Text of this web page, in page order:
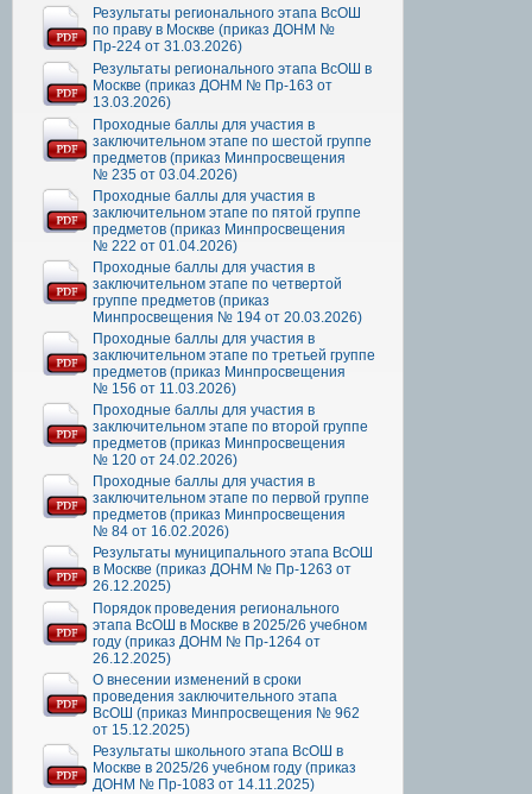
Результаты регионального этапа ВсОШ
по праву в Москве (приказ ДОНМ №
Пр-224 от 31.03.2026)
Результаты регионального этапа ВсОШ в
Москве (приказ ДОНМ № Пр-163 от
13.03.2026)
Проходные баллы для участия в
заключительном этапе по шестой группе
предметов (приказ Минпросвещения
№ 235 от 03.04.2026)
Проходные баллы для участия в
заключительном этапе по пятой группе
предметов (приказ Минпросвещения
№ 222 от 01.04.2026)
Проходные баллы для участия в
заключительном этапе по четвертой
группе предметов (приказ
Минпросвещения № 194 от 20.03.2026)
Проходные баллы для участия в
заключительном этапе по третьей группе
предметов (приказ Минпросвещения
№ 156 от 11.03.2026)
Проходные баллы для участия в
заключительном этапе по второй группе
предметов (приказ Минпросвещения
№ 120 от 24.02.2026)
Проходные баллы для участия в
заключительном этапе по первой группе
предметов (приказ Минпросвещения
№ 84 от 16.02.2026)
Результаты муниципального этапа ВсОШ
в Москве (приказ ДОНМ № Пр-1263 от
26.12.2025)
Порядок проведения регионального
этапа ВсОШ в Москве в 2025/26 учебном
году (приказ ДОНМ № Пр-1264 от
26.12.2025)
О внесении изменений в сроки
проведения заключительного этапа
ВсОШ (приказ Минпросвещения № 962
от 15.12.2025)
Результаты школьного этапа ВсОШ в
Москве в 2025/26 учебном году (приказ
ДОНМ № Пр-1083 от 14.11.2025)